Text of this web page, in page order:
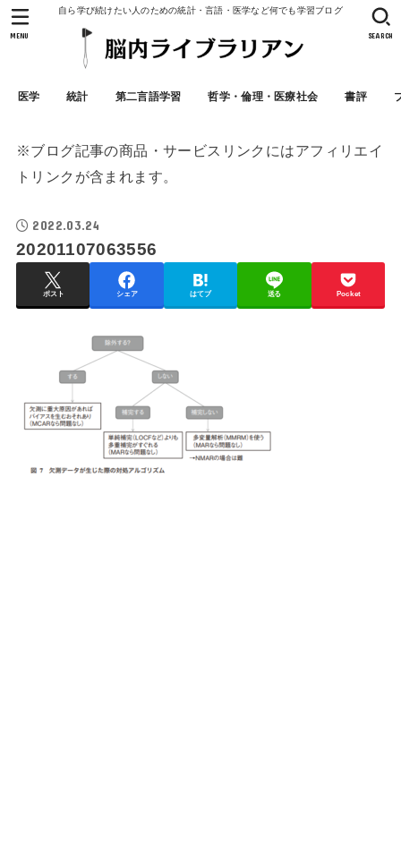
自ら学び続けたい人のための統計・言語・医学など何でも学習ブログ
医学 統計 第二言語学習 哲学・倫理・医療社会 書評
SEARCH
MENU
※ブログ記事の商品・サービスリンクにはアフィリエイ
トリンクが含まれます。
2022.03.24
20201107063556
ポスト シェア はてブ 送る Pocket